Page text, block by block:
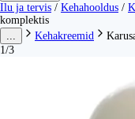
Ilu ja tervis / Kehahooldus /
komplektis
Kehakreemid
1/3